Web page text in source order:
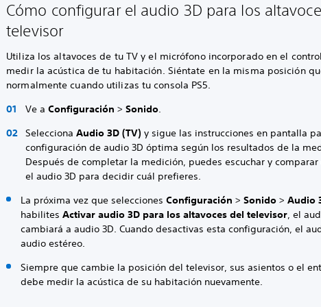
Cómo configurar el audio 3D para los
televisor
Utiliza los altavoces de tu TV y el micrófono incorporado en el
medir la acústica de tu habitación. Siéntate en la misma posición
normalmente cuando utilizas tu consola PS5.
Ve aConfiguración>Sonido.
SeleccionaAudio 3D (TV) y sigue las instrucciones en pantalla
configuración de audio 3D óptima según los resultados de la
Después de completar la medición, puedes escuchar y
el audio 3D para decidir cuál prefieres.
La próxima vez que seleccionesConfiguración>Sonido>Audio
habilitesActivar audio 3D para los altavoces del televisor, el
cambiará a audio 3D. Cuando desactivas esta configuración, el
audio estéreo.
Siempre que cambie la posición del televisor, sus asientos o el
debe medir la acústica de su habitación nuevamente.